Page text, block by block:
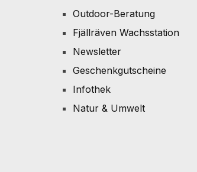
Outdoor-Beratung
Fjällräven Wachsstation
Newsletter
Geschenkgutscheine
Infothek
Natur & Umwelt